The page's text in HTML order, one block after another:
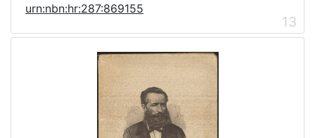
urn:nbn:hr:287:869155
13